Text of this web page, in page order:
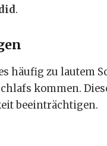
.
häufig zu lautem
kommen.
beeinträchtigen.